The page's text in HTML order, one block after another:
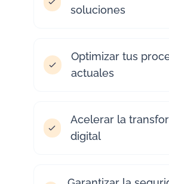
soluciones
Optimizar tus
actuales
Acelerar la
digital